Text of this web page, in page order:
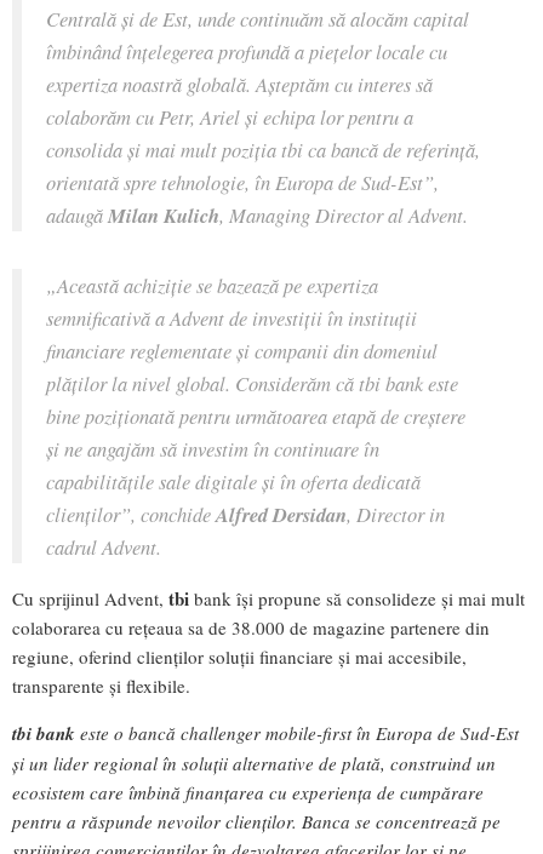
Centrală și de Est, unde continuăm să alocăm capital
îmbinând înțelegerea profundă a piețelor locale cu
expertiza noastră globală. Așteptăm cu interes să
colaborăm cu Petr, Ariel și echipa lor pentru a
consolida și mai mult poziția tbi ca bancă de referință,
orientată spre tehnologie, în Europa de Sud-Est”,
adaugăMilan Kulich, Managing Director al Advent.
„Această achiziție se bazează pe expertiza
semnificativă a Advent de investiții în instituții
financiare reglementate și companii din domeniul
plăților la nivel global. Considerăm că tbi bank este
bine poziționată pentru următoarea etapă de creștere
și ne angajăm să investim în continuare în
capabilitățile sale digitale și în oferta dedicată
clienților”, conchideAlfred Dersidan, Director in
cadrul Advent.
Cu sprijinul Advent, tbi bank își propune să consolideze și mai mult
colaborarea cu rețeaua sa de 38.000 de magazine partenere din
regiune, oferind clienților soluții financiare și mai accesibile,
transparente și flexibile.
tbi bank este o bancă challenger mobile-first în Europa de Sud-Est
și un lider regional în soluții alternative de plată, construind un
ecosistem care îmbină finanțarea cu experiența de cumpărare
pentru a răspunde nevoilor clienților. Banca se concentrează pe